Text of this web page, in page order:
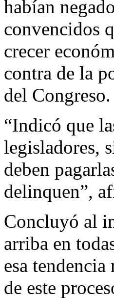
habían
convencidos
crecer
contra de la
del Congreso.
“Indicó que
legisladores,
deben
delinquen”,
Concluyó al
arriba en
esa
de este